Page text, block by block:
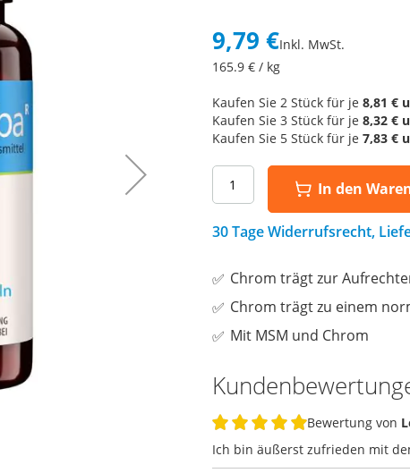
9,79 €Inkl. MwSt.
165.9€ / kg
Kaufen Sie 2 Stück für je 8,81 €
Kaufen Sie 3 Stück für je 8,32 €
Kaufen Sie 5 Stück für je 7,83 €
In den
30 Tage Widerrufsrecht,
Chrom trägt zur
Chrom trägt zu einem
Mit MSM und Chrom
Bewertung von
Ich bin äußerst zufrieden mit